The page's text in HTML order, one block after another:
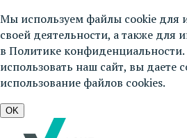
Мы используем файлы cookie для
своей деятельности, а также для
в Политике конфиденциальности
использовать наш сайт, вы даете
использование файлов cookies.
OK